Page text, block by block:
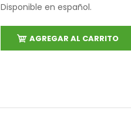
Disponible en español.
AGREGAR AL CARRITO